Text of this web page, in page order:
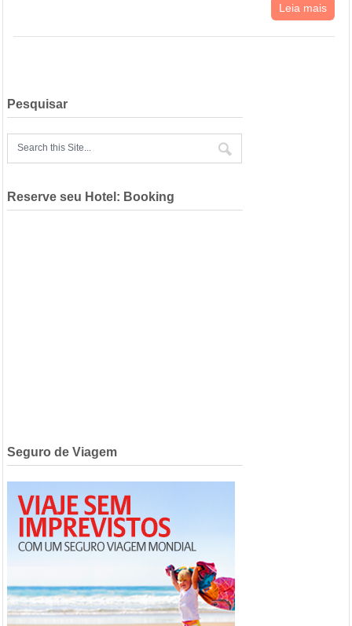
Leia mais
Pesquisar
Reserve seu Hotel: Booking
Seguro de Viagem